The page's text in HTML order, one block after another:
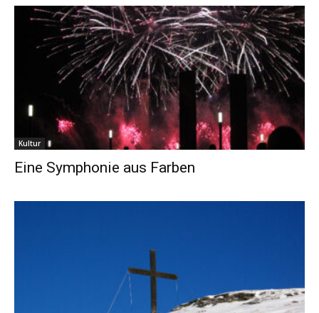
Kultur
Eine Symphonie aus Farben